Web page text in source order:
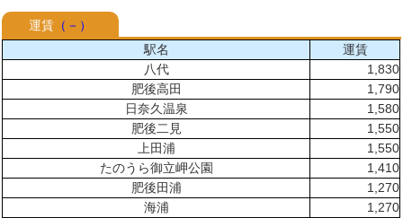
運賃 （－）
駅名
運賃
八代
1,830
肥後高田
1,790
日奈久温泉
1,580
肥後二見
1,550
上田浦
1,550
たのうら御立岬公園
1,410
肥後田浦
1,270
海浦
1,270